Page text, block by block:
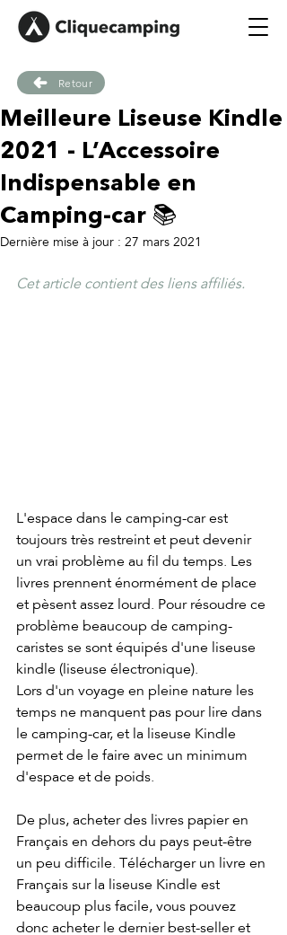
Retour
Meilleure Liseuse Kindle
2021 - L’Accessoire
Indispensable en
Camping-car 📚
Dernière mise à jour : 27 mars 2021
Cet article contient des liens affiliés.
L'espace dans le camping-car est
toujours très restreint et peut devenir
un vrai problème au fil du temps. Les
livres prennent énormément de place
et pèsent assez lourd. Pour résoudre ce
problème beaucoup de camping-
caristes se sont équipés d'une liseuse
kindle (liseuse électronique).
Lors d'un voyage en pleine nature les
temps ne manquent pas pour lire dans
le camping-car, et la liseuse Kindle
permet de le faire avec un minimum
d'espace et de poids.
De plus, acheter des livres papier en
Français en dehors du pays peut-être
un peu difficile. Télécharger un livre en
Français sur la liseuse Kindle est
beaucoup plus facile, vous pouvez
donc acheter le dernier best-seller et